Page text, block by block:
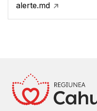
alerte.md